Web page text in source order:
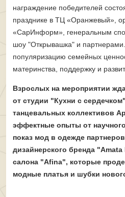
награждение победителей
празднике в ТЦ «Оранжевый»,
«СарИнформ», генеральным
шоу "Открывашка" и
популяризацию семейных
материнства, поддержку и
Взрослых на мероприятии
от студии "Кухни с
танцевальных коллективов
эффектные опыты от
показ мод в одежде
дизайнерского бренда
салона "Afina", которые
модные платья и шубки